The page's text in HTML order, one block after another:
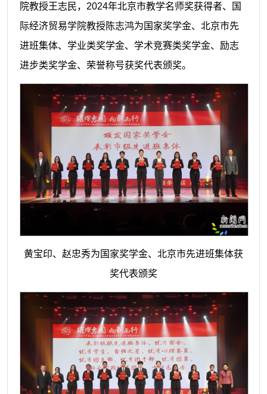
院教授王志民，2024年北京市教学名师奖获得者、国
际经济贸易学院教授陈志鸿为国家奖学金、北京市先
进班集体、学业类奖学金、学术竞赛类奖学金、励志
进步类奖学金、荣誉称号获奖代表颁奖。
黄宝印、赵忠秀为国家奖学金、北京市先进班集体获
奖代表颁奖